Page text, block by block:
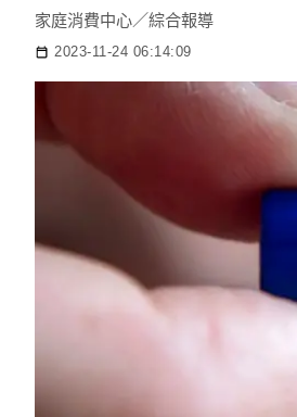
家庭消費中心／綜合報導
2023-11-24 06:14:09